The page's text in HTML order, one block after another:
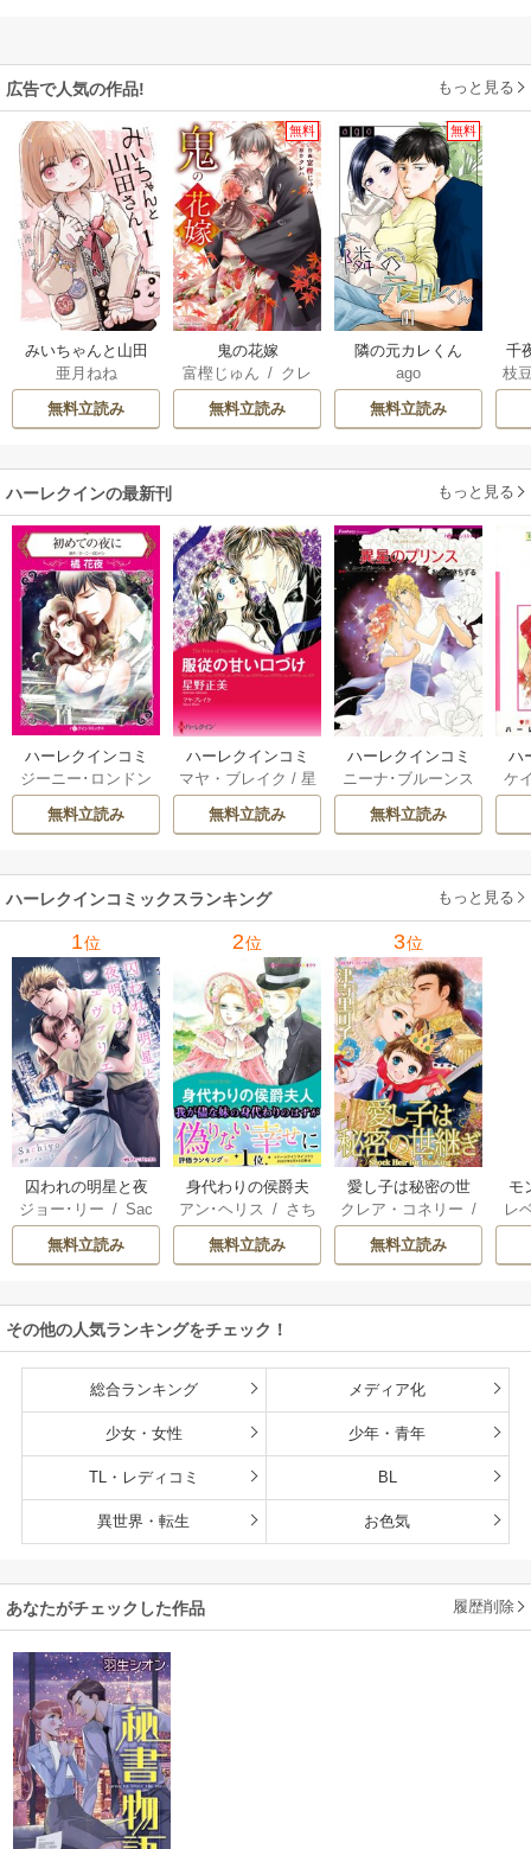
広告で人気の作品! もっと見る
みいちゃんと山田
さん
亜月ねね
無料立読み
無料
鬼の花嫁
富樫じゅん / クレ
ハ
無料立読み
無料
隣の元カレくん
ago
無料立読み
千
国
枝
ハーレクインの最新刊 もっと見る
ハーレクインコミ
ックス セット 202
6年 vol.1064 1巻
ジーニー･ロンドン
/橘花夜/メアリ
ー･ライアンズ
ーガン/星合操/ア
ン･ウィール/ 津寺
里可子
無料立読み
ハーレクインコミ
ックス セット 202
6年 vol.1002 1巻
マヤ・ブレイク / 星
野正美/ヘレン･ブ
ルックス/のわきね
ウェイ/一重夕子
無料立読み
ハーレクインコミ
ックス セット 202
6年 vol.1063 1巻
ニーナ･ブルーンス
/おおつきちずる/
レベッカ･ヨーク
ーディ/海野みつる
サラ･ウッド/流
水凛子
無料立読み
ハ
ッ
ケ
/
ザ
ハーレクインコミックスランキング もっと見る
1位
囚われの明星と夜
明けのシュヴァリ
エ
ジョー･リー /Sac
hiyo
無料立読み
2位
身代わりの侯爵夫
人
アン･ヘリス / さち
みりほ
無料立読み
3位
愛し子は秘密の世
継ぎ
クレア・コネリー /
津寺里可子
無料立読み
モ
結
レ
その他の人気ランキングをチェック！
総合ランキング メディア化
少女・女性 少年・青年
TL・レディコミ BL
異世界・転生 お色気
あなたがチェックした作品 履歴削除